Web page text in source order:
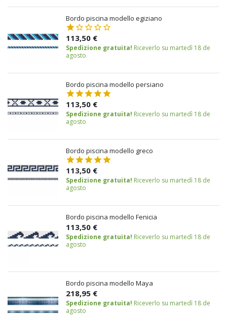
Bordo piscina modello egiziano
113,50 €
Spedizione gratuita! Riceverlo su martedì 18 de
agosto
Bordo piscina modello persiano
113,50 €
Spedizione gratuita! Riceverlo su martedì 18 de
agosto
Bordo piscina modello greco
113,50 €
Spedizione gratuita! Riceverlo su martedì 18 de
agosto
Bordo piscina modello Fenicia
113,50 €
Spedizione gratuita! Riceverlo su martedì 18 de
agosto
Bordo piscina modello Maya
218,95 €
Spedizione gratuita! Riceverlo su martedì 18 de
agosto